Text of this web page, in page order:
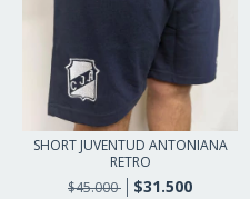
SHORT JUVENTUD ANTONIANA
RETRO
$45.000
$31.500